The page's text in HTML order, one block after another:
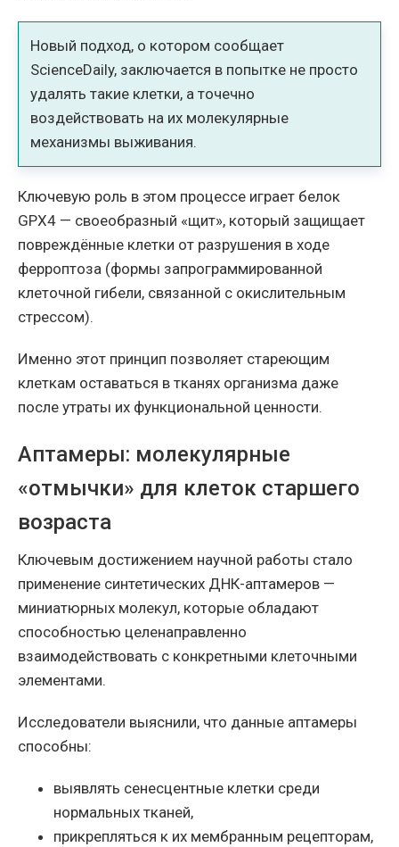
Новый подход, о котором сообщает
ScienceDaily, заключается в попытке не просто
удалять такие клетки, а точечно
воздействовать на их молекулярные
механизмы выживания.
Ключевую роль в этом процессе играет белок
GPX4 — своеобразный «щит», который защищает
повреждённые клетки от разрушения в ходе
ферроптоза (формы запрограммированной
клеточной гибели, связанной с окислительным
стрессом).
Именно этот принцип позволяет стареющим
клеткам оставаться в тканях организма даже
после утраты их функциональной ценности.
Аптамеры: молекулярные
«отмычки» для клеток старшего
возраста
Ключевым достижением научной работы стало
применение синтетических ДНК-аптамеров —
миниатюрных молекул, которые обладают
способностью целенаправленно
взаимодействовать с конкретными клеточными
элементами.
Исследователи выяснили, что данные аптамеры
способны:
выявлять сенесцентные клетки среди
нормальных тканей,
прикрепляться к их мембранным рецепторам,